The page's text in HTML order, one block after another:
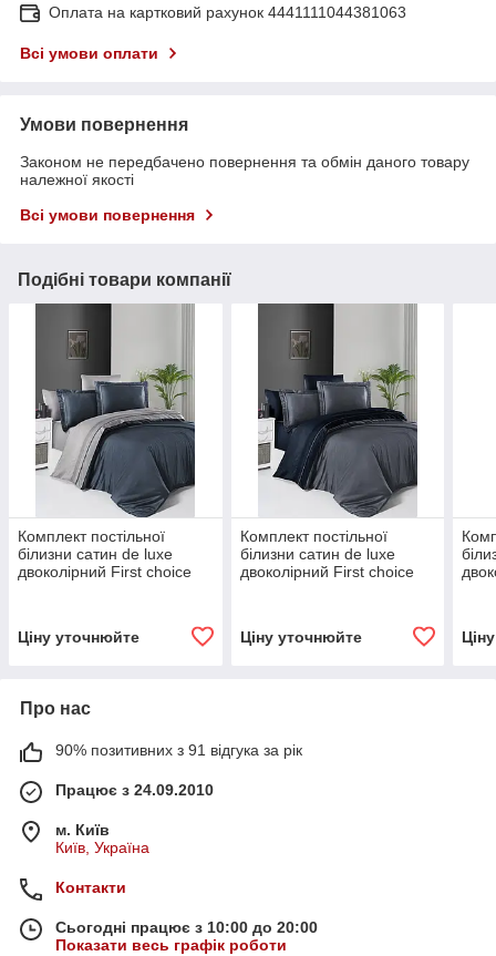
Оплата на картковий рахунок 4441111044381063
Всі умови оплати
Умови повернення
Законом не передбачено повернення та обмін даного товару
належної якості
Всі умови повернення
Подібні товари компанії
Комплект постільної
білизни сатин de luxe
двоколірний First choice
Ціну уточнюйте
Комплект постільної
білизни сатин de luxe
двоколірний First choice
Ціну уточнюйте
Про нас
90% позитивних з 91 відгука за рік
Працює з 24.09.2010
м. Київ
Київ, Україна
Контакти
Сьогодні працює з 10:00 до 20:00
Показати весь графік роботи